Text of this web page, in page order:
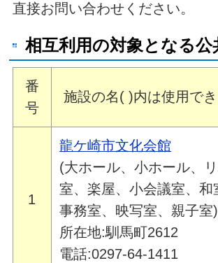
直接お問い合わせください。
相互利用の対象となる公
番
号
施設の名( )内は使用で
1
龍ケ崎市文化会館
(大ホール、小ホール、
室、楽屋、小会議室、和
事務室、映写室、親子室)
所在地:馴馬町2612
電話:0297-64-1411